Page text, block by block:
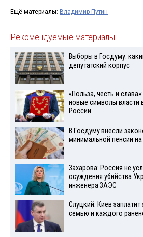
Ещё материалы: Владимир Путин
Рекомендуемые материалы
Выборы в Госдуму:
депутатский корпус
«Польза, честь и
новые символы власти
России
В Госдуму внесли
минимальной пенсии
Захарова: Россия не
осуждения убийства
инженера ЗАЭС
Слуцкий: Киев
семью и каждого